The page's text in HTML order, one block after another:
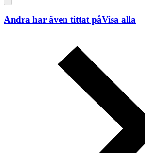
Andra har även tittat påVisa alla